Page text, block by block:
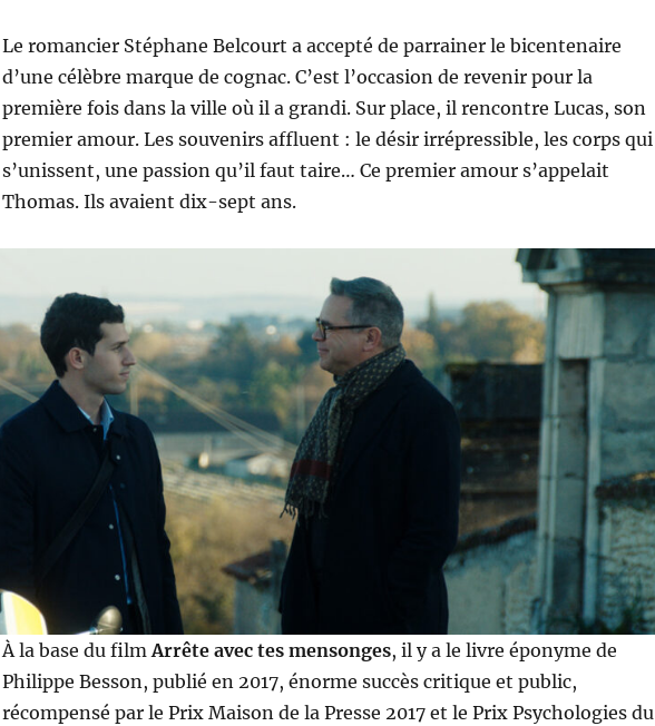
Le romancier Stéphane Belcourt a accepté de parrainer le bicentenaire
d’une célèbre marque de cognac. C’est l’occasion de revenir pour la
première fois dans la ville où il a grandi. Sur place, il rencontre Lucas, son
premier amour. Les souvenirs affluent : le désir irrépressible, les corps qui
s’unissent, une passion qu’il faut taire… Ce premier amour s’appelait
Thomas. Ils avaient dix-sept ans.
À la base du filmArrête avec tes mensonges, il y a le livre éponyme de
Philippe Besson, publié en 2017, énorme succès critique et public,
récompensé par le Prix Maison de la Presse 2017 et le Prix Psychologies du